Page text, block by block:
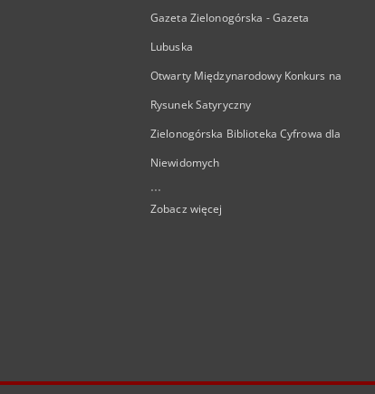
Gazeta Zielonogórska - Gazeta
Lubuska
Otwarty Międzynarodowy Konkurs na
Rysunek Satyryczny
Zielonogórska Biblioteka Cyfrowa dla
Niewidomych
...
Zobacz więcej